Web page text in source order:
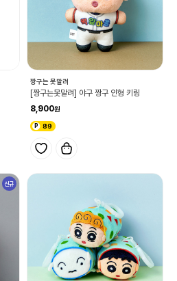
짱구는 못말려
[짱구는못말려] 야구 짱구 인형 키링
8,900
89
신규